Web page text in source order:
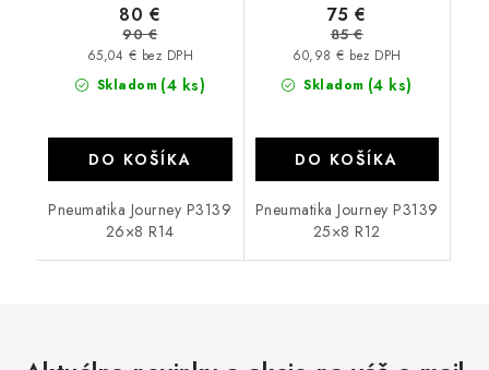
Skladom (4 ks)
65,04 € bez DPH
80 €
90 €
DO KOŠÍKA
Pneumatika Journey P3139
26×8 R14
Skladom (4 ks)
60,98 € bez DPH
75 €
85 €
DO KOŠÍKA
Pneumatika Journey P3139
25×8 R12